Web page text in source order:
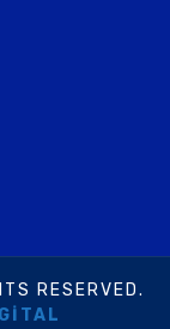
RESERVED.